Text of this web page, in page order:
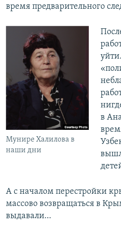
время предварительного
Мунире Халилова в
наши дни
в
А с началом перестройки
массово возвращаться в
выдавали…